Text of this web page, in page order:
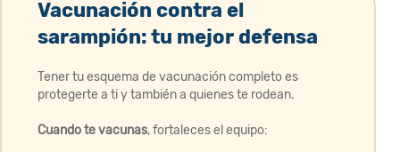
Vacunación contra el
sarampión: tu mejor defensa
Tener tu esquema de vacunación completo es
protegerte a ti y también a quienes te rodean. ​
Cuando te vacunas, fortaleces el equipo: